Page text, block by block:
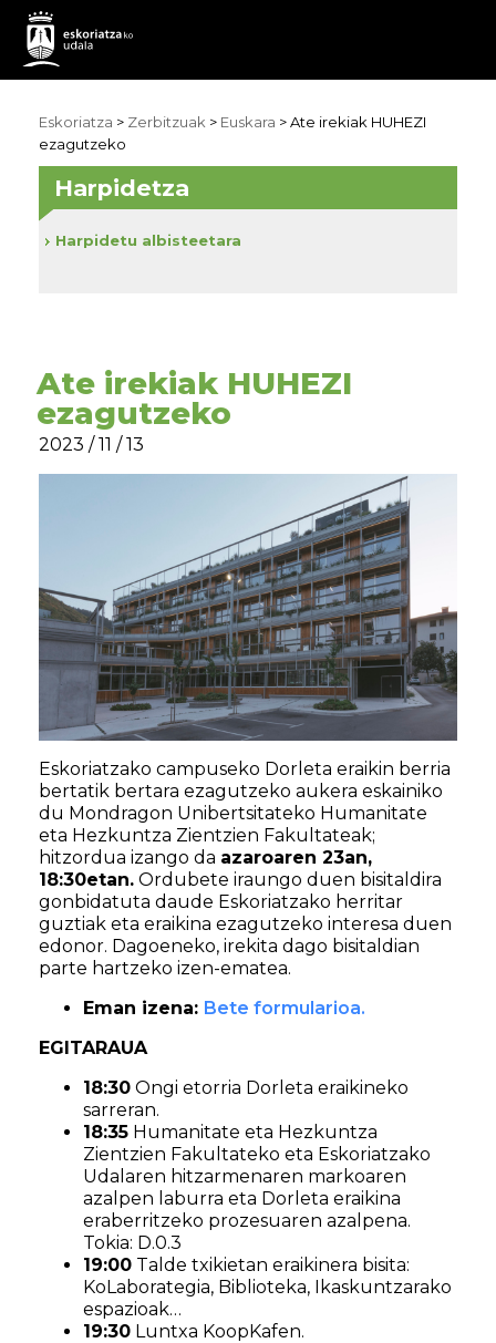
Eskoriatza > Zerbitzuak > Euskara > Ate irekiak HUHEZI
ezagutzeko
Ate irekiak HUHEZI
ezagutzeko
2023 / 11 / 13
Eskoriatzako campuseko Dorleta eraikin berria
bertatik bertara ezagutzeko aukera eskainiko
du Mondragon Unibertsitateko Humanitate
eta Hezkuntza Zientzien Fakultateak;
hitzordua izango da azaroaren 23an,
18:30etan. Ordubete iraungo duen bisitaldira
gonbidatuta daude Eskoriatzako herritar
guztiak eta eraikina ezagutzeko interesa duen
edonor. Dagoeneko, irekita dago bisitaldian
parte hartzeko izen-ematea.
Eman izena: Bete formularioa.
EGITARAUA
18:30 Ongi etorria Dorleta eraikineko
sarreran.
18:35 Humanitate eta Hezkuntza
Zientzien Fakultateko eta Eskoriatzako
Udalaren hitzarmenaren markoaren
azalpen laburra eta Dorleta eraikina
eraberritzeko prozesuaren azalpena.
Tokia: D.0.3
19:00 Talde txikietan eraikinera bisita:
KoLaborategia, Biblioteka, Ikaskuntzarako
espazioak…
19:30 Luntxa KoopKafen.
Harpidetza
Harpidetu albisteetara